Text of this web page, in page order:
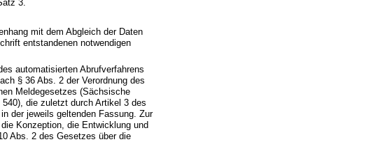
3.
mit dem Abgleich der Daten
entstandenen notwendigen
automatisierten Abrufverfahrens
§ 36 Abs. 2 der Verordnung des
Meldegesetzes (Sächsische
die zuletzt durch Artikel 3 des
der jeweils geltenden Fassung. Zur
Konzeption, die Entwicklung und
Abs. 2 des Gesetzes über die